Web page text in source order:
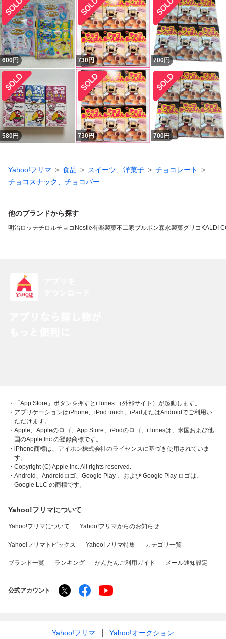
600円 730円 700円
580円 730円 700円
Yahoo!フリマ 食品 スイーツ、洋菓子
チョコレート
チョコスナック、チョコバー
他のブランドから探す
明治ロッテチロルチョコ Nestle有楽製菓不二家ブルボン森永製菓グリコ KALDI
・「App Store」ボタンを押すとiTunes （外部サイト）が起動します。
・アプリケーションはiPhone、iPod touch、iPadまたはAndroidでご利用い
ただけます。
・Apple、Appleのロゴ、App Store、iPodのロゴ、iTunesは、米国および他
国のApple Inc.の登録商標です。
・iPhone商標は、アイホン株式会社のライセンスに基づき使用されていま
す。
・Copyright (C) Apple Inc. All rights reserved.
・Android、Androidロゴ、Google Play 、および Google Play ロゴは、
Google LLC の商標です。
Yahoo!フリマについて
Yahoo!フリマについて Yahoo!フリマからのお知らせ
Yahoo!フリマトピックス Yahoo!フリマ特集 カテゴリ一覧
ブランド一覧 ランキング かんたんご利用ガイド メール通知設定
公式アカウント
Yahoo!フリマ Yahoo!オークション